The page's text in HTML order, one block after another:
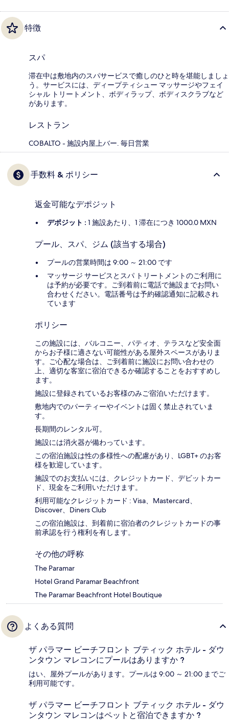
特徴
スパ
滞在中は敷地内のスパサービスで癒しのひと時を堪能しましょ
う。サービスには、ディープティシュー マッサージやフェイ
シャル トリートメント、ボディラップ、ボディスクラブなど
があります。
レストラン
COBALTO - 施設内屋上バー. 毎日営業
手数料 & ポリシー
返金可能なデポジット
デポジット : 1 施設あたり、1 滞在につき 1000.0 MXN
プール、スパ、ジム (該当する場合)
プールの営業時間は 9:00 ～ 21:00 です
マッサージ サービスとスパ トリートメントのご利用に
は予約が必要です。ご到着前に電話で施設までお問い
合わせください。電話番号は予約確認通知に記載され
ています
ポリシー
この施設には、バルコニー、パティオ、テラスなど安全面
からお子様に適さない可能性がある屋外スペースがありま
す。ご心配な場合は、ご到着前に施設にお問い合わせの
上、適切な客室に宿泊できるか確認することをおすすめし
ます。
施設に登録されているお客様のみご宿泊いただけます。
敷地内でのパーティーやイベントは固く禁止されていま
す。
長期間のレンタル可。
施設には消火器が備わっています。
この宿泊施設は性の多様性への配慮があり、LGBT+ のお客
様を歓迎しています。
施設でのお支払いには、クレジットカード、デビットカー
ド、現金をご利用いただけます。
利用可能なクレジットカード : Visa、Mastercard、
Discover、Diners Club
この宿泊施設は、到着前に宿泊者のクレジットカードの事
前承認を行う権利を有します。
その他の呼称
The Paramar
Hotel Grand Paramar Beachfront
The Paramar Beachfront Hotel Boutique
よくある質問
ザ パラマー ビーチフロント ブティック ホテル - ダウ
ンタウン マレコンにプールはありますか ?
はい、屋外プールがあります。プールは 9:00 ～ 21:00 までご
利用可能です。
ザ パラマー ビーチフロント ブティック ホテル - ダウ
ンタウン マレコンはペットと宿泊できますか ?